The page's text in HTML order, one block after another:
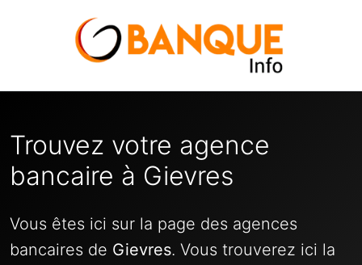
Trouvez votre agence
bancaire à Gievres
Vous êtes ici sur la page des agences
bancaires de Gievres. Vous trouverez ici la